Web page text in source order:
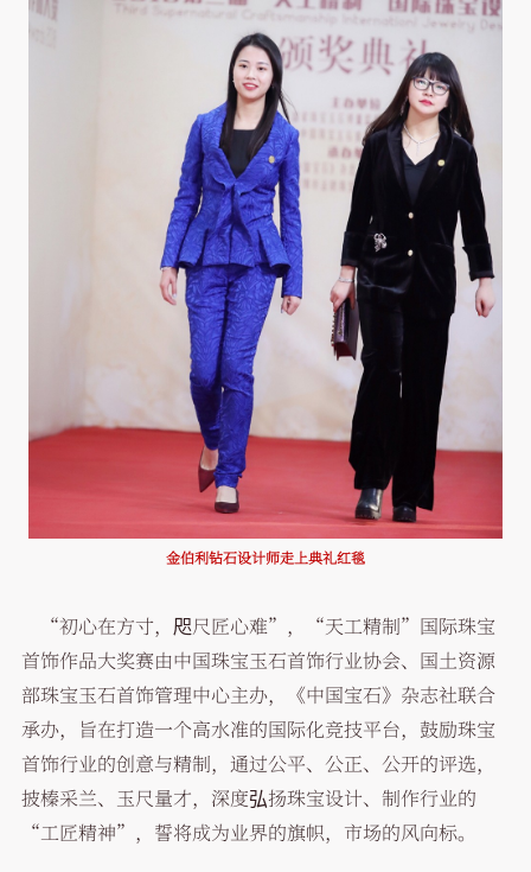
金伯利钻石设计师走上典礼红毯
“初心在方寸，咫尺匠心难”，“天工精制”国际珠宝
首饰作品大奖赛由中国珠宝玉石首饰行业协会、国土资源
部珠宝玉石首饰管理中心主办，《中国宝石》杂志社联合
承办，旨在打造一个高水准的国际化竞技平台，鼓励珠宝
首饰行业的创意与精制，通过公平、公正、公开的评选，
披榛采兰、玉尺量才，深度弘扬珠宝设计、制作行业的
“工匠精神”，誓将成为业界的旗帜，市场的风向标。